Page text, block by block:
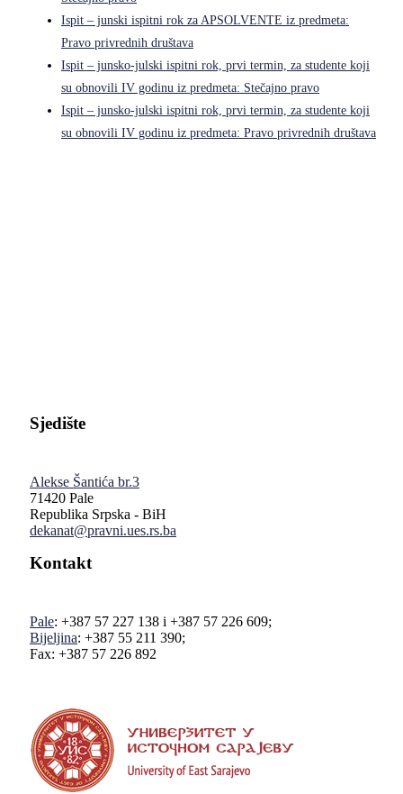
Ispit – junski ispitni rok za APSOLVENTE iz predmeta:
Pravo privrednih društava
Ispit – junsko-julski ispitni rok, prvi termin, za studente koji
su obnovili IV godinu iz predmeta: Stečajno pravo
Ispit – junsko-julski ispitni rok, prvi termin, za studente koji
su obnovili IV godinu iz predmeta: Pravo privrednih društava
Sjedište
Alekse Šantića br.3
71420 Pale
Republika Srpska - BiH
dekanat@pravni.ues.rs.ba
Kontakt
Pale: +387 57 227 138 i +387 57 226 609;
Bijeljina: +387 55 211 390;
Fax: +387 57 226 892